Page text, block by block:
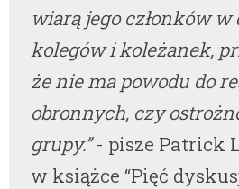
wiarą jego członków
kolegów i koleżanek,
że nie ma powodu do
obronnych, czy
grupy.”- pisze Patrick
w książce “Pięć